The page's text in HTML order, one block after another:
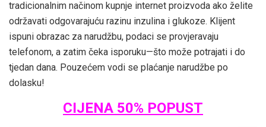
tradicionalnim načinom kupnje internet proizvoda ako želite
održavati odgovarajuću razinu inzulina i glukoze. Klijent
ispuni obrazac za narudžbu, podaci se provjeravaju
telefonom, a zatim čeka isporuku—što može potrajati i do
tjedan dana. Pouzećem vodi se plaćanje narudžbe po
dolasku!
CIJENA 50% POPUST